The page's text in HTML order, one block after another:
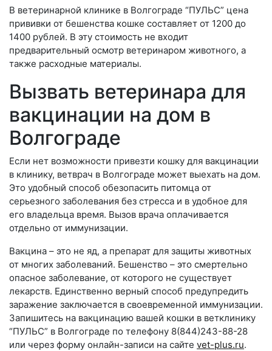
В ветеринарной клинике в Волгограде “ПУЛЬС” цена
прививки от бешенства кошке составляет от 1200 до
1400 рублей. В эту стоимость не входит
предварительный осмотр ветеринаром животного, а
также расходные материалы.
Вызвать ветеринара для
вакцинации на дом в
Волгограде
Если нет возможности привезти кошку для вакцинации
в клинику, ветврач в Волгограде может выехать на дом.
Это удобный способ обезопасить питомца от
серьезного заболевания без стресса и в удобное для
его владельца время. Вызов врача оплачивается
отдельно от иммунизации.
Вакцина – это не яд, а препарат для защиты животных
от многих заболеваний. Бешенство – это смертельно
опасное заболевание, от которого не существует
лекарств. Единственно верный способ предупредить
заражение заключается в своевременной иммунизации.
Запишитесь на вакцинацию вашей кошки в ветклинику
“ПУЛЬС” в Волгограде по телефону 8(844)243-88-28
или через форму онлайн-записи на сайте vet-plus.ru.